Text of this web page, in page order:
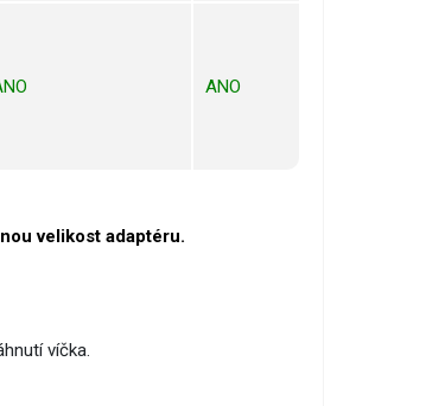
ANO
velikost adaptéru.
víčka.